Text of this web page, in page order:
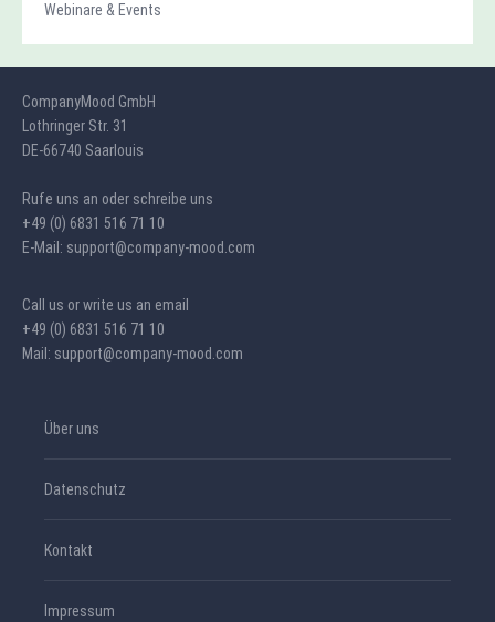
Webinare & Events
CompanyMood GmbH
Lothringer Str. 31
DE-66740 Saarlouis
Rufe uns an oder schreibe uns
+49 (0) 6831 516 71 10
E-Mail: support@company-mood.com
Call us or write us an email
+49 (0) 6831 516 71 10
Mail: support@company-mood.com
Über uns
Datenschutz
Kontakt
Impressum